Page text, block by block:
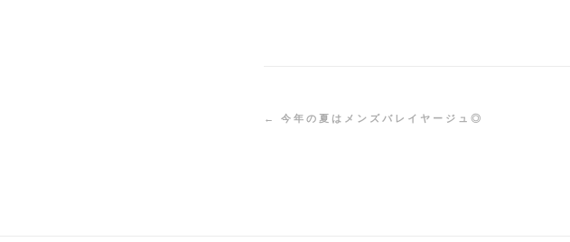
← 今年の夏はメンズバレイヤージュ◎